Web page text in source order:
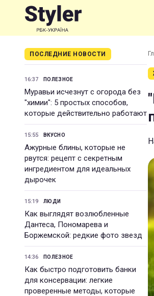
ПОСЛЕДНИЕ НОВОСТИ
16:37 ПОЛЕЗНОЕ
Муравьи исчезнут с огорода без
"химии": 5 простых способов,
которые действительно работают
15:55 ВКУСНО
Ажурные блины, которые не
рвутся: рецепт с секретным
ингредиентом для идеальных
дырочек
15:19 ЛЮДИ
Как выглядят возлюбленные
Дантеса, Пономарева и
Боржемской: редкие фото звезд
14:36 ПОЛЕЗНОЕ
Как быстро подготовить банки
для консервации: легкие
проверенные методы, которые